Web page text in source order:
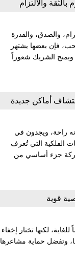
والالتزام
والصدق، والقدرة
فإن بعضها يشتهر
ويمنح الشريك شعوراً
أماكن جديدة
راحة، ويجدون في
الفلكية التي تُعرف
جزء أساسي من
قوية
لكنها تختار إخفاء
وتفضل حماية مشاعرها